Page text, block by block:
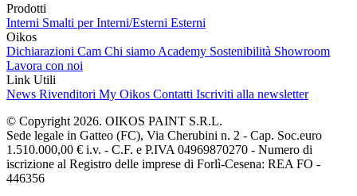
Prodotti
Interni Smalti per Interni/Esterni Esterni
Oikos
Dichiarazioni Cam Chi siamo Academy Sostenibilità Showroom
Lavora con noi
Link Utili
News Rivenditori My Oikos Contatti Iscriviti alla newsletter
© Copyright 2026. OIKOS PAINT S.R.L.
Sede legale in Gatteo (FC), Via Cherubini n. 2 - Cap. Soc.euro
1.510.000,00 € i.v. - C.F. e P.IVA 04969870270 - Numero di
iscrizione al Registro delle imprese di Forlì-Cesena: REA FO -
446356